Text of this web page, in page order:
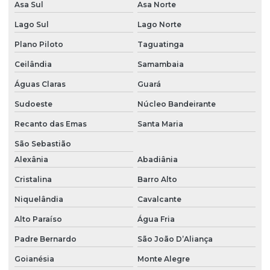
Empresa de poços artesianos
Empresa que abre poço artesiano
Empresa que cava poço artesiano
Empresa que faz poço artesiano
Empresa que fura poço artesiano
Instalação bomba de água
Instalação bomba caneta
Instalação bomba poço artesiano
Instalação bomba pressurizadora
Asa Sul Asa Norte
Lago Sul Lago Norte
Plano Piloto Taguatinga
Ceilândia Samambaia
Águas Claras Guará
Sudoeste Núcleo Bandeirante
Recanto das Emas Santa Maria
São Sebastião
Alexânia
Abadiânia
Cristalina Barro Alto
Niquelândia Cavalcante
Alto Paraíso Água Fria
Padre Bernardo São João D’Aliança
Goianésia Monte Alegre